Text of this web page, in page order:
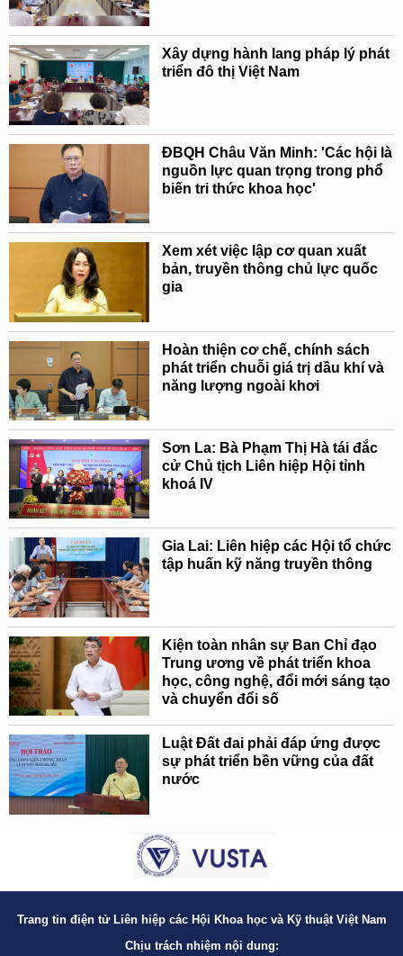
Xây dựng hành lang pháp lý phát
triển đô thị Việt Nam
ĐBQH Châu Văn Minh: 'Các hội là
nguồn lực quan trọng trong phổ
biến tri thức khoa học'
Xem xét việc lập cơ quan xuất
bản, truyền thông chủ lực quốc
gia
Hoàn thiện cơ chế, chính sách
phát triển chuỗi giá trị dầu khí và
năng lượng ngoài khơi
Sơn La: Bà Phạm Thị Hà tái đắc
cử Chủ tịch Liên hiệp Hội tỉnh
khoá IV
Gia Lai: Liên hiệp các Hội tổ chức
tập huấn kỹ năng truyền thông
Kiện toàn nhân sự Ban Chỉ đạo
Trung ương về phát triển khoa
học, công nghệ, đổi mới sáng tạo
và chuyển đổi số
Luật Đất đai phải đáp ứng được
sự phát triển bền vững của đất
nước
Trang tin điện tử Liên hiệp các Hội Khoa học và Kỹ thuật Việt Nam
Chịu trách nhiệm nội dung: